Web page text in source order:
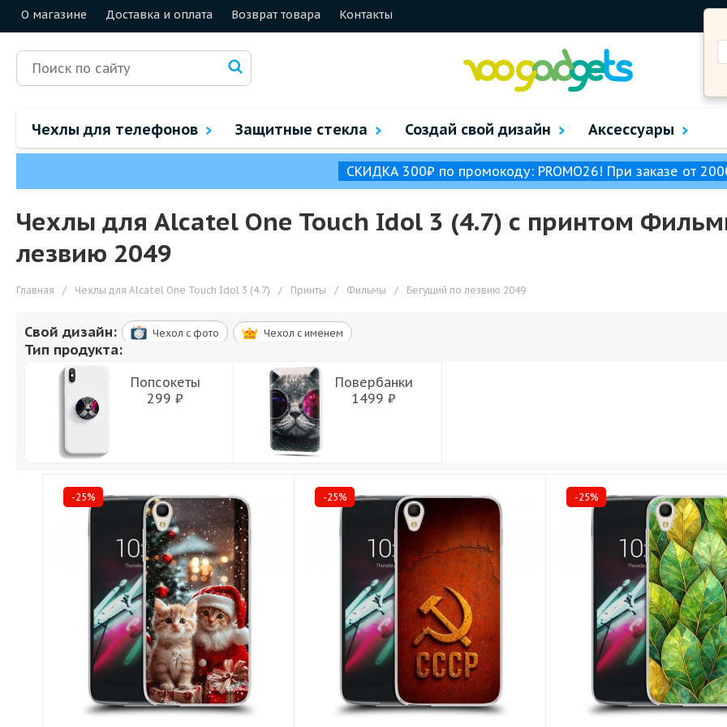
О магазине Доставка и оплата Возврат товара Контакты
Чехлы для телефонов Защитные стекла Создай свой дизайн Аксессуары
СКИДКА 300₽ по промокоду: PROMO26! При заказе от
Чехлы для Alcatel One Touch Idol 3 (4.7) с принтом
лезвию 2049
Главная / Чехлы для Alcatel One Touch Idol 3 (4.7) / Принты / Фильмы / Бегущий по лезвию 2049
Свой дизайн: Чехол c фото Чехол c именем
Тип продукта:
Попсокеты
299 ₽
Повербанки
1499 ₽
-25% -25% -25%